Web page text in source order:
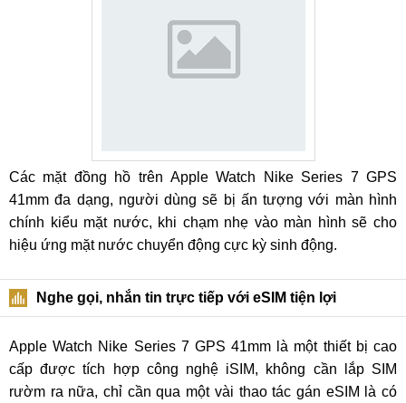
Các mặt đồng hồ trên Apple Watch Nike Series 7 GPS
41mm đa dạng, người dùng sẽ bị ấn tượng với màn hình
chính kiểu mặt nước, khi chạm nhẹ vào màn hình sẽ cho
hiệu ứng mặt nước chuyển động cực kỳ sinh động.
Nghe gọi, nhắn tin trực tiếp với eSIM tiện lợi
Apple Watch Nike Series 7 GPS 41mm là một thiết bị cao
cấp được tích hợp công nghệ iSIM, không cần lắp SIM
rườm ra nữa, chỉ cần qua một vài thao tác gán eSIM là có